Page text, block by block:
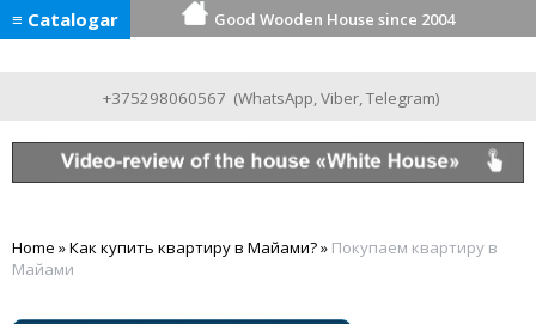
≡ Catalogar Good Wooden House since 2004
+375298060567 (WhatsApp,Viber,Telegram)
Home »Как купить квартиру в Майами?» Покупаем квартиру в
Майами